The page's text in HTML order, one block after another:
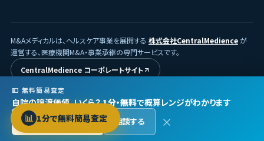
M&Aメディカルは、ヘルスケア事業を展開する 株式会社CentralMedienceが
運営する、医療機関M&A・事業承継の専門サービスです。
CentralMedience コーポレートサイト
株式会社CentralMedience / M&Aメディカル
プライバシーポリシー
利用規約
📊 1分で無料簡易査定
💴 無料簡易査定
自院の譲渡価値、いくら？1分・無料で概算レンジがわかります
無料で査定する →
相談する ×
Protected by reCAPTCHA ·